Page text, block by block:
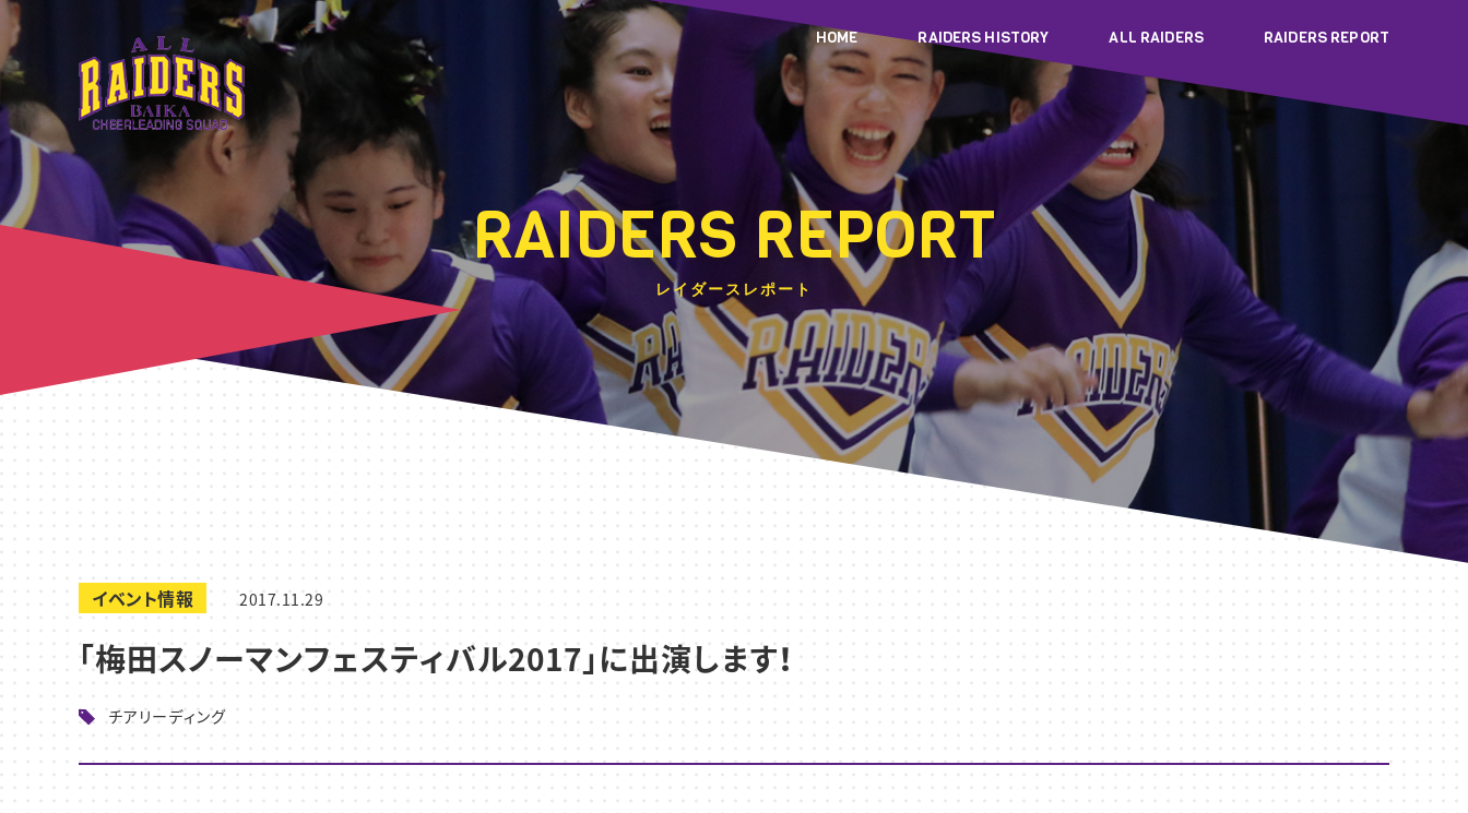
HOME RAIDERS HISTORY ALL RAIDERS RAIDERS REPORT
RAIDERS REPORT
レイダースレポート
イベント情報 2017.11.29
「梅田スノーマンフェスティバル2017」に出演します！
チアリーディング